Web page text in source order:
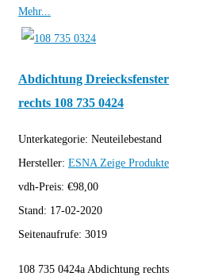
Mehr...
Abdichtung Dreiecksfenster
rechts 108 735 0424
Unterkategorie: Neuteilebestand
Hersteller: ESNA Zeige Produkte
vdh-Preis: €98,00
Stand: 17-02-2020
Seitenaufrufe: 3019
108 735 0424a Abdichtung rechts